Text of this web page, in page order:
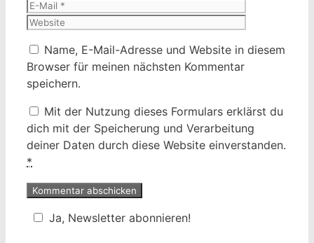
Name, E-Mail-Adresse und Website in diesem
Browser für meinen nächsten Kommentar
speichern.
Mit der Nutzung dieses Formulars erklärst du
dich mit der Speicherung und Verarbeitung
deiner Daten durch diese Website einverstanden.
*
Ja, Newsletter abonnieren!